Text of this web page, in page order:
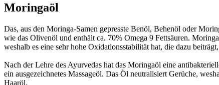
Moringaöl
Das, aus den Moringa-Samen gepresste Benöl, Behenöl oder
wie das Olivenöl und enthält ca. 70% Omega 9 Fettsäuren.
weshalb es eine sehr hohe Oxidationsstabilität hat, die dazu
Nach der Lehre des Ayurvedas hat das Moringaöl eine
ein ausgezeichnetes Massageöl. Das Öl neutralisiert Gerüche,
Haaröl.